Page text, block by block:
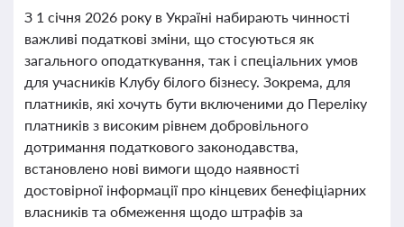
З 1 січня 2026 року в Україні набирають чинності
важливі податкові зміни, що стосуються як
загального оподаткування, так і спеціальних умов
для учасників Клубу білого бізнесу. Зокрема, для
платників, які хочуть бути включеними до Переліку
платників з високим рівнем добровільного
дотримання податкового законодавства,
встановлено нові вимоги щодо наявності
достовірної інформації про кінцевих бенефіціарних
власників та обмеження щодо штрафів за